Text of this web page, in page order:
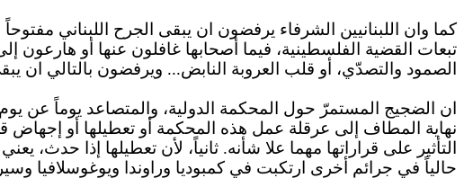
كما وان اللبنانيين الشرفاء يرفضون ان يبقى الجرح اللبناني
تبعات القضية الفلسطينية، فيما أصحابها غافلون عنها أو هارعون
الصمود والتصدّي، أو قلب العروبة النابض... ويرفضون بالتالي ان
ان الضجيج المستمرّ حول المحكمة الدولية، والمتصاعد يوماً عن
نهاية المطاف إلى عرقلة عمل هذه المحكمة أو تعطيلها أو إجهاض
التأثير على قراراتها مهما علا شأنه. ثانياً، لأن تعطيلها إذا
حالياً في جرائم أخرى ارتكبت في كمبوديا وراوندا ويوغوسلافيا